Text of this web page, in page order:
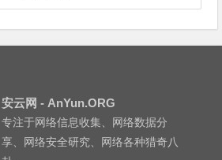
安云网 - AnYun.ORG
专注于网络信息收集、网络数据分
享、网络安全研究、网络各种猎奇八